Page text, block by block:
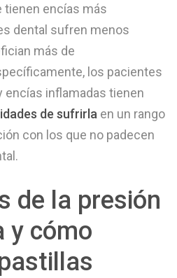
tienen encías más
dental sufren menos
más de
los pacientes
encías inflamadas tienen
de sufrirla en un rango
con los que no padecen
de la presión
y cómo